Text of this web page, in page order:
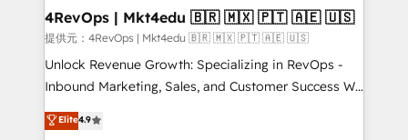
looking for...and get your next big initiative moving!
4RevOps | Mkt4edu 🇧🇷 🇲🇽 🇵🇹 🇦🇪 🇺🇸
提供元：4RevOps | Mkt4edu 🇧🇷 🇲🇽 🇵🇹 🇦🇪 🇺🇸
Unlock Revenue Growth: Specializing in RevOps -
Inbound Marketing, Sales, and Customer Success We
specialize in driving revenue growth for companies
across industries through tailored marketing, sales,
Elite4.9